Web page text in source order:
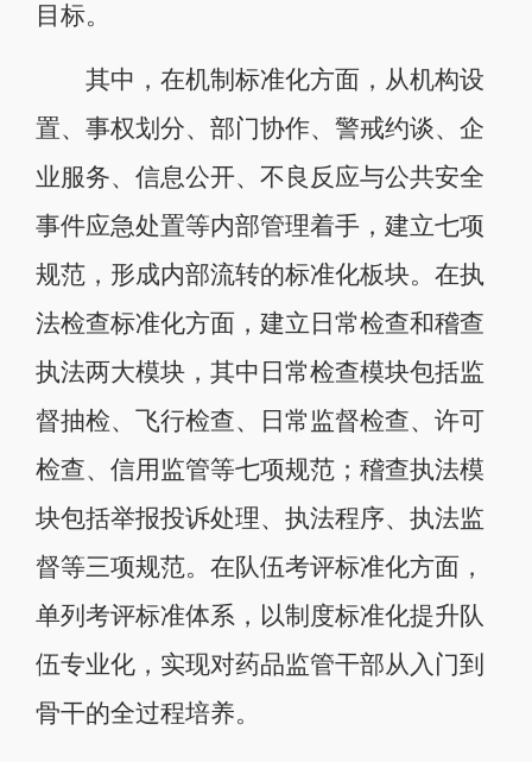
目标。
其中，在机制标准化方面，从机构设
置、事权划分、部门协作、警戒约谈、企
业服务、信息公开、不良反应与公共安全
事件应急处置等内部管理着手，建立七项
规范，形成内部流转的标准化板块。在执
法检查标准化方面，建立日常检查和稽查
执法两大模块，其中日常检查模块包括监
督抽检、飞行检查、日常监督检查、许可
检查、信用监管等七项规范；稽查执法模
块包括举报投诉处理、执法程序、执法监
督等三项规范。在队伍考评标准化方面，
单列考评标准体系，以制度标准化提升队
伍专业化，实现对药品监管干部从入门到
骨干的全过程培养。